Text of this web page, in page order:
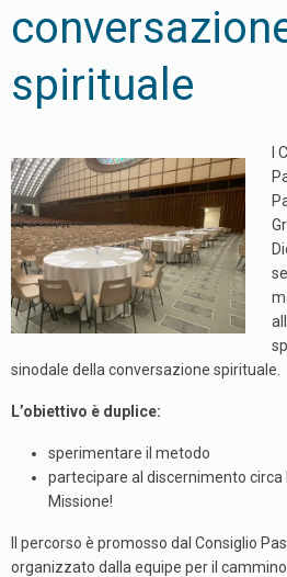
spirituale
I
sinodale della conversazione spirituale.
L’obiettivo è duplice:
sperimentare il metodo
partecipare al discernimento circa
Missione!
Il percorso è promosso dal Consiglio
organizzato dalla equipe per il